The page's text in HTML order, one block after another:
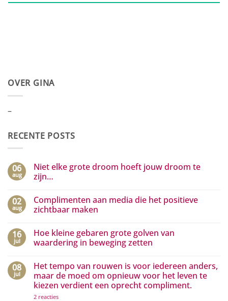
OVER GINA
–
RECENTE POSTS
06
aug
Niet elke grote droom hoeft jouw droom te
zijn…
op
Niet
elke
hoeft
jouw
droom
02
aug
Complimenten aan media die het positieve
zichtbaar maken
op
Complimenten
aan
het
positieve
zichtbaar
maken
16
jul
Hoe kleine gebaren grote golven van
waardering in beweging zetten
op
Hoe
kleine
gebaren
golven
08
jul
Het tempo van rouwen is voor iedereen anders,
maar de moed om opnieuw voor het leven te
kiezen verdient een oprecht compliment.
2 reactiesop